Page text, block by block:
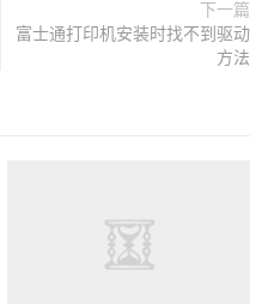
下一篇
富士通打印机安装时找不到驱动
方法